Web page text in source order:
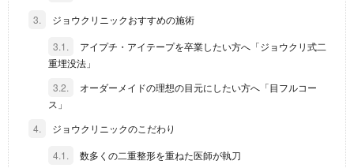
3.
ジョウクリニックおすすめの施術
3.1.
アイプチ・アイテープを卒業したい方へ「ジョウクリ式二
重埋没法」
3.2.
オーダーメイドの理想の目元にしたい方へ「目フルコー
ス」
4.
ジョウクリニックのこだわり
4.1.
数多くの二重整形を重ねた医師が執刀